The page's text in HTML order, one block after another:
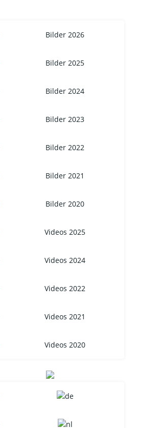
Bilder 2026
Bilder 2025
Bilder 2024
Bilder 2023
Bilder 2022
Bilder 2021
Bilder 2020
Videos 2025
Videos 2024
Videos 2022
Videos 2021
Videos 2020